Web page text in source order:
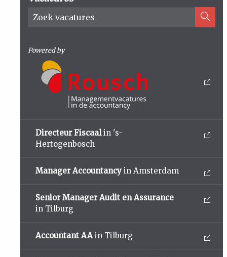
Powered by
Directeur Fiscaalin 's-
Hertogenbosch
Manager Accountancy in Amsterdam
Senior Manager Audit en Assurance
in Tilburg
Accountant AAin Tilburg